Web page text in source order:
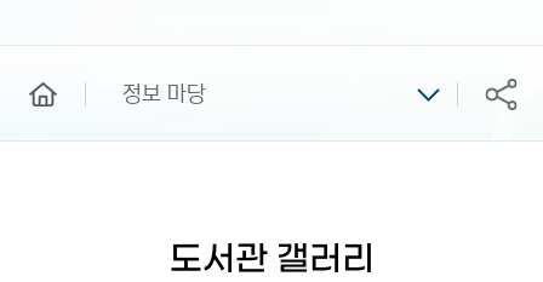
정보 마당 공유
도서관 갤러리